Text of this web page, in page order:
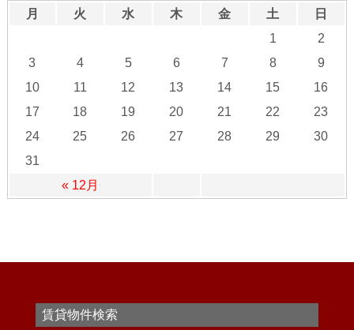
月 火 水 木 金 土 日
« 12月
1
2
3
4 5 6 7 8
9
10
11 12 13 14 15
16
17
18 19 20 21 22
23
24
25 26 27 28 29
30
31
賃貸物件検索